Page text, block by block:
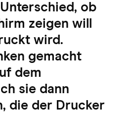
ob
zeigen will
wird.
gemacht
dem
sie dann
die der Drucker